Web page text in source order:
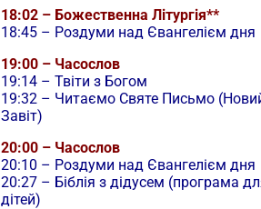
18:02 – Божественна Літургія**
18:45 – Роздуми над Євангелієм дня
19:00 – Часослов
19:14 – Твіти з Богом
19:32 – Читаємо Святе Письмо
Завіт)
20:00 – Часослов
20:10 – Роздуми над Євангелієм дня
20:27 – Біблія з дідусем (програма
дітей)